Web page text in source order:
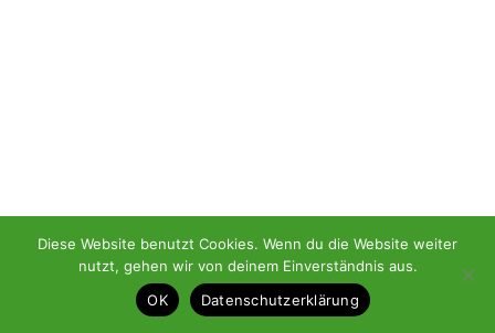
Diese Website benutzt Cookies. Wenn du die Website weiter
nutzt, gehen wir von deinem Einverständnis aus.
OK
Datenschutzerklärung